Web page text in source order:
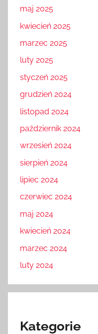
maj 2025
kwiecień 2025
marzec 2025
luty 2025
styczeń 2025
grudzień 2024
listopad 2024
październik 2024
wrzesień 2024
sierpień 2024
lipiec 2024
czerwiec 2024
maj 2024
kwiecień 2024
marzec 2024
luty 2024
Kategorie